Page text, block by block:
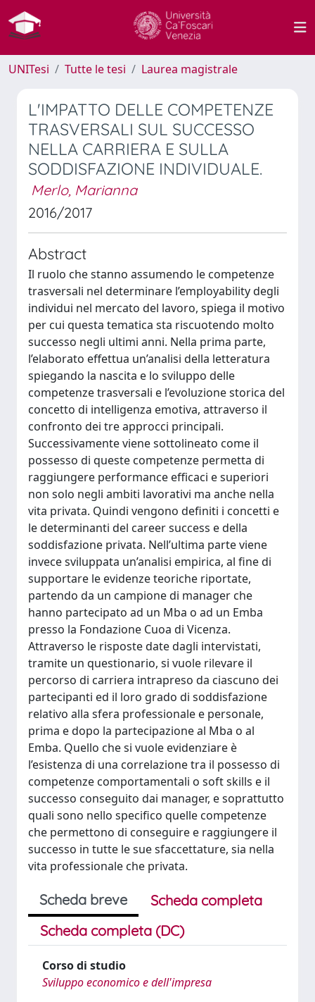
UNITesi Tutte le tesi Laurea magistrale
L'IMPATTO DELLE COMPETENZE
TRASVERSALI SUL SUCCESSO
NELLA CARRIERA E SULLA
SODDISFAZIONE INDIVIDUALE.
Merlo, Marianna
2016/2017
Abstract
Il ruolo che stanno assumendo le competenze
trasversali nel determinare l’employability degli
individui nel mercato del lavoro, spiega il motivo
per cui questa tematica sta riscuotendo molto
successo negli ultimi anni. Nella prima parte,
l’elaborato effettua un’analisi della letteratura
spiegando la nascita e lo sviluppo delle
competenze trasversali e l’evoluzione storica del
concetto di intelligenza emotiva, attraverso il
confronto dei tre approcci principali.
Successivamente viene sottolineato come il
possesso di queste competenze permetta di
raggiungere performance efficaci e superiori
non solo negli ambiti lavorativi ma anche nella
vita privata. Quindi vengono definiti i concetti e
le determinanti del career success e della
soddisfazione privata. Nell’ultima parte viene
invece sviluppata un’analisi empirica, al fine di
supportare le evidenze teoriche riportate,
partendo da un campione di manager che
hanno partecipato ad un Mba o ad un Emba
presso la Fondazione Cuoa di Vicenza.
Attraverso le risposte date dagli intervistati,
tramite un questionario, si vuole rilevare il
percorso di carriera intrapreso da ciascuno dei
partecipanti ed il loro grado di soddisfazione
relativo alla sfera professionale e personale,
prima e dopo la partecipazione al Mba o al
Emba. Quello che si vuole evidenziare è
l’esistenza di una correlazione tra il possesso di
competenze comportamentali o soft skills e il
successo conseguito dai manager, e soprattutto
quali sono nello specifico quelle competenze
che permettono di conseguire e raggiungere il
successo in tutte le sue sfaccettature, sia nella
vita professionale che privata.
Scheda breve
Scheda completa
Scheda completa (DC)
Corso di studio
Sviluppo economico e dell'impresa